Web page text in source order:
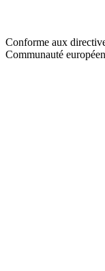
Conforme aux
Communauté